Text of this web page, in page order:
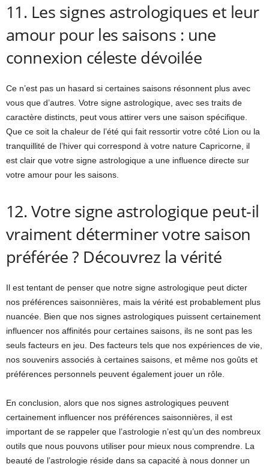
11. Les signes astrologiques et leur
amour pour les saisons : une
connexion céleste dévoilée
Ce n’est pas un hasard si certaines saisons résonnent plus avec
vous que d’autres. Votre signe astrologique, avec ses traits de
caractère distincts, peut vous attirer vers une saison spécifique.
Que ce soit la chaleur de l’été qui fait ressortir votre côté Lion ou la
tranquillité de l’hiver qui correspond à votre nature Capricorne, il
est clair que votre signe astrologique a une influence directe sur
votre amour pour les saisons.
12. Votre signe astrologique peut-il
vraiment déterminer votre saison
préférée ? Découvrez la vérité
Il est tentant de penser que notre signe astrologique peut dicter
nos préférences saisonnières, mais la vérité est probablement plus
nuancée. Bien que nos signes astrologiques puissent certainement
influencer nos affinités pour certaines saisons, ils ne sont pas les
seuls facteurs en jeu. Des facteurs tels que nos expériences de vie,
nos souvenirs associés à certaines saisons, et même nos goûts et
préférences personnels peuvent également jouer un rôle.
En conclusion, alors que nos signes astrologiques peuvent
certainement influencer nos préférences saisonnières, il est
important de se rappeler que l’astrologie n’est qu’un des nombreux
outils que nous pouvons utiliser pour mieux nous comprendre. La
beauté de l’astrologie réside dans sa capacité à nous donner un